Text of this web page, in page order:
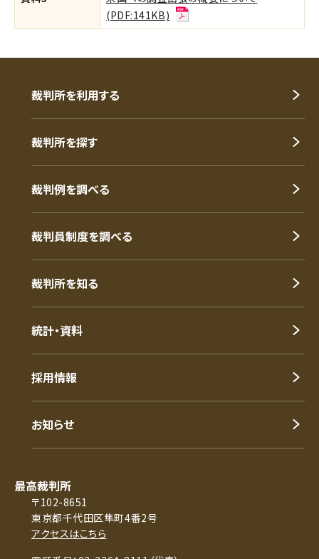
(PDF:141KB)
裁判所を利用する
裁判所を探す
裁判例を調べる
裁判員制度を調べる
裁判所を知る
統計・資料
採用情報
お知らせ
最高裁判所
〒102-8651
東京都千代田区隼町4番2号
アクセスはこちら